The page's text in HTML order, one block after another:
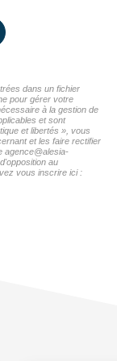
dans un fichier
pour gérer votre
à la gestion de
et sont
et libertés », vous
et les faire rectifier
agence@alesia-
au
vous inscrire ici :